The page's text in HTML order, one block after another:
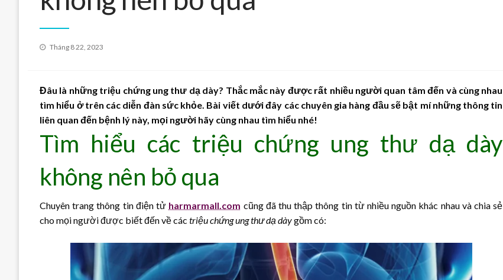
Posted
Tháng 8 22, 2023
Đâu là những triệu chứng ung thư dạ dày? Thắc mắc này được rất nhiều người quan tâm đến và cùng nhau
tìm hiểu ở trên các diễn đàn sức khỏe. Bài viết dưới đây các chuyên gia hàng đầu sẽ bật mí những thông tin
liên quan đến bệnh lý này, mọi người hãy cùng nhau tìm hiểu nhé!
Tìm hiểu các triệu chứng ung thư dạ dày
không nên bỏ qua
Chuyên trang thông tin điện tử harmarmall.com cũng đã thu thập thông tin từ nhiều nguồn khác nhau và chia sẻ
cho mọi người được biết đến về các triệu chứng ung thư dạ dàygồm có: